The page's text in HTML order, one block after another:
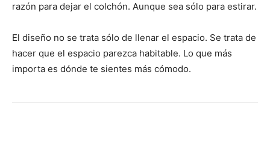
razón para dejar el colchón. Aunque sea sólo para estirar.
El diseño no se trata sólo de llenar el espacio. Se trata de
hacer que el espacio parezca habitable. Lo que más
importa es dónde te sientes más cómodo.